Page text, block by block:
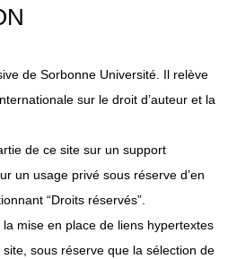
de Sorbonne Université. Il relève
sur le droit d’auteur et la
de ce site sur un support
un usage privé sous réserve d’en
“Droits réservés”.
mise en place de liens hypertextes
sous réserve que la sélection de